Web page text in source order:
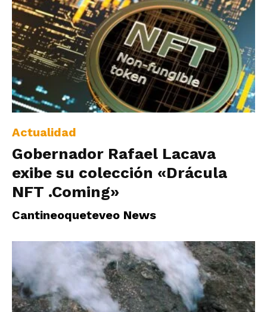
Actualidad
Gobernador Rafael Lacava
exibe su colección «Drácula
NFT .Coming»
Cantineoqueteveo News